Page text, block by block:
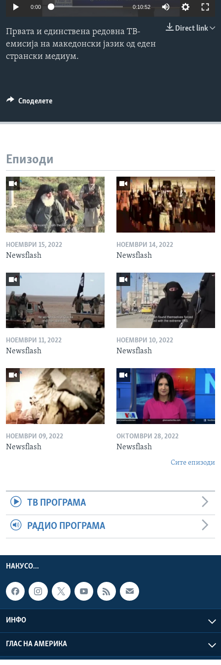
ИНТЕРВЈУА
0:00 0:10:52
Direct link
Првата и единствена редовна ТВ-
емисија на македонски јазик од еден
странски медиум.
Споделете
Епизоди
НОЕМВРИ 15, 2022
Newsflash
НОЕМВРИ 14, 2022
Newsflash
НОЕМВРИ 11, 2022
Newsflash
НОЕМВРИ 10, 2022
Newsflash
НОЕМВРИ 09, 2022
Newsflash
ОКТОМВРИ 28, 2022
Newsflash
Сите епизоди
ТВ ПРОГРАМА
РАДИО ПРОГРАМА
НАКУСО...
ИНФО
ГЛАС НА АМЕРИКА